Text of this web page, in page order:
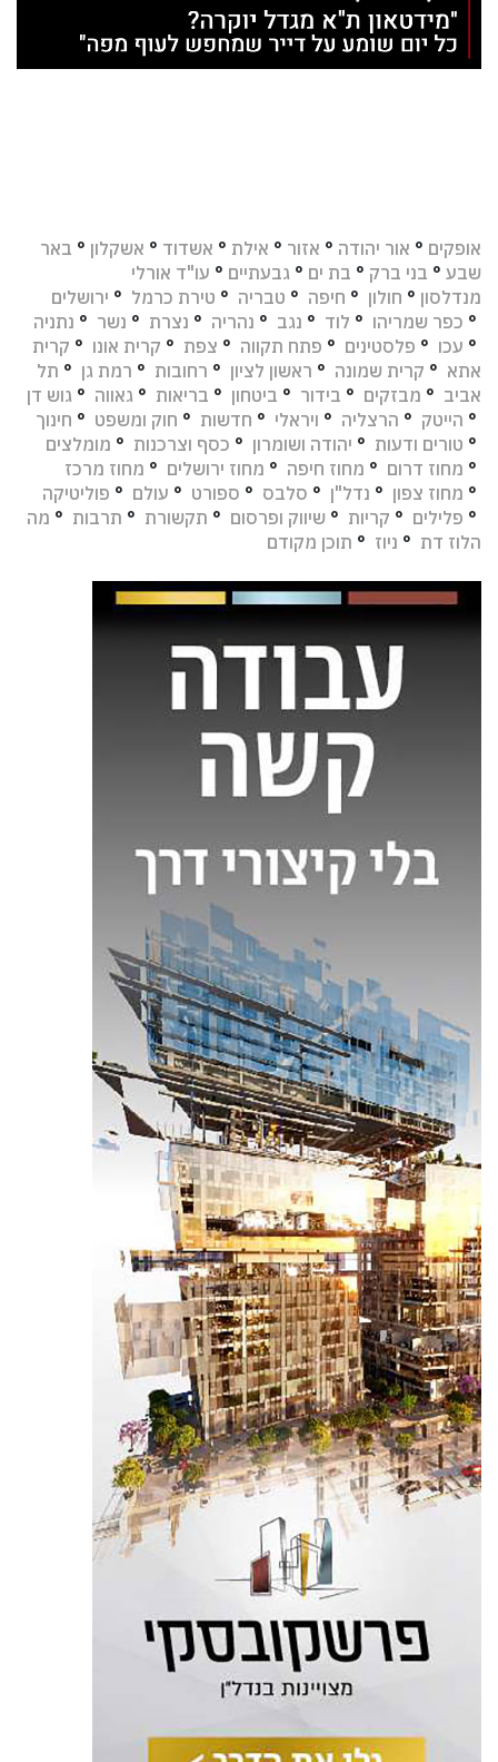
אופקים ° אור יהודה ° אזור ° אילת ° אשדוד ° אשקלון ° באר
שבע ° בני ברק ° בת ים ° גבעתיים ° עו"ד אורלי
מנדלסון ° חולון ° חיפה ° טבריה ° טירת כרמל ° ירושלים
° כפר שמריהו ° לוד ° נגב ° נהריה ° נצרת ° נשר ° נתניה
° עכו ° פלסטינים ° פתח תקווה ° צפת ° קרית אונו ° קרית
אתא ° קרית שמונה ° ראשון לציון ° רחובות ° רמת גן ° תל
אביב ° מבזקים ° בידור ° ביטחון ° בריאות ° גאווה ° גוש דן
° הייטק ° הרצליה ° ויראלי ° חדשות ° חוק ומשפט ° חינוך
° טורים ודעות ° יהודה ושומרון ° כסף וצרכנות ° מומלצים
° מחוז דרום ° מחוז חיפה ° מחוז ירושלים ° מחוז מרכז
° מחוז צפון ° נדל"ן ° סלבס ° ספורט ° עולם ° פוליטיקה
° פלילים ° קריות ° שיווק ופרסום ° תקשורת ° תרבות ° מה
הלוז דת ° ניוז ° תוכן מקודם